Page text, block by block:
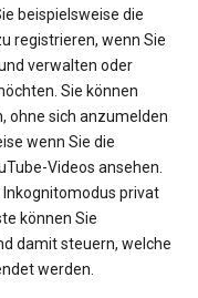
beispielsweise die
registrieren, wenn Sie
verwalten oder
Sie können
ohne sich anzumelden
wenn Sie die
Videos ansehen.
privat
können Sie
damit steuern, welche
werden.